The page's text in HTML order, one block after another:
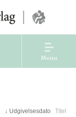
Menu
↓ Udgivelsesdato Titel